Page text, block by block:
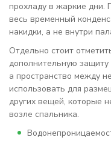
прохладу в жаркие дни.
весь временный
накидки, а не внутри
Отдельно стоит
дополнительную защиту
а пространство между
использовать для
других вещей, которые
возле спальника.